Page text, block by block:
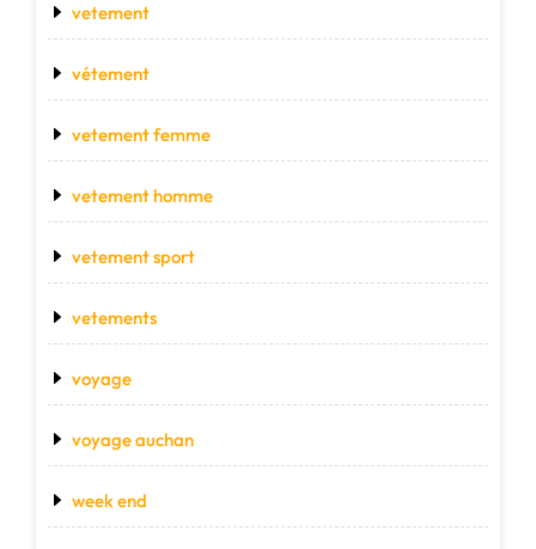
vetement
vétement
vetement femme
vetement homme
vetement sport
vetements
voyage
voyage auchan
week end